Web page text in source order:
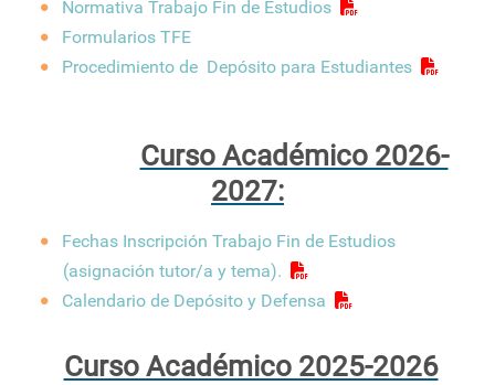
Normativa Trabajo Fin de Estudios
Formularios TFE
Procedimiento de Depósito para Estudiantes
Curso Académico 2026-
2027:
Fechas Inscripción Trabajo Fin de Estudios
(asignación tutor/a y tema).
Calendario de Depósito y Defensa
Curso Académico 2025-2026